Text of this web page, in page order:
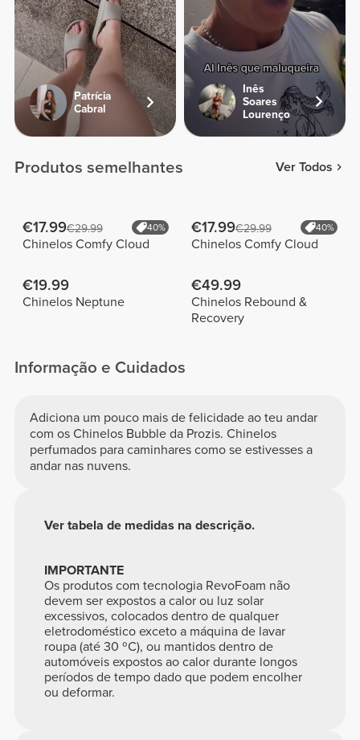
Patrícia
Cabral
Inês
Soares
Lourenço
Produtos semelhantes Ver Todos
€17.99€29.99 40%
Chinelos Comfy Cloud
€17.99€29.99 40%
Chinelos Comfy Cloud
€19.99
Chinelos Neptune
€49.99
Chinelos Rebound &
Recovery
Informação e Cuidados
Adiciona um pouco mais de felicidade ao teu andar
com os Chinelos Bubble da Prozis. Chinelos
perfumados para caminhares como se estivesses a
andar nas nuvens.
IMPORTANTE
Os produtos com tecnologia RevoFoam não
devem ser expostos a calor ou luz solar
excessivos, colocados dentro de qualquer
eletrodoméstico exceto a máquina de lavar
roupa (até 30 ºC), ou mantidos dentro de
automóveis expostos ao calor durante longos
períodos de tempo dado que podem encolher
ou deformar.
Ver tabela de medidas na descrição.